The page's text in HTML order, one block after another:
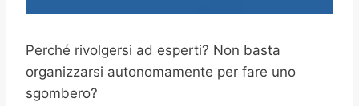
Perché rivolgersi ad esperti? Non basta
organizzarsi autonomamente per fare uno
sgombero?